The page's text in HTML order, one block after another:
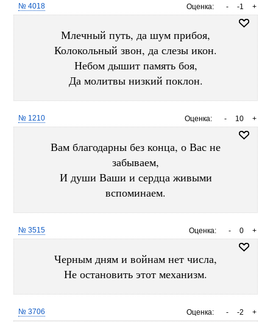
Оценка: +
-1
-
№ 4018
Млечный путь, да шум прибоя,
Колокольный звон, да слезы икон.
Небом дышит память боя,
Да молитвы низкий поклон.
Оценка: +
10
-
№ 1210
Вам благодарны без конца, о Вас не
забываем,
И души Ваши и сердца живыми
вспоминаем.
Оценка: +
0
-
№ 3515
Черным дням и войнам нет числа,
Не остановить этот механизм.
Оценка: +
-2
-
№ 3706